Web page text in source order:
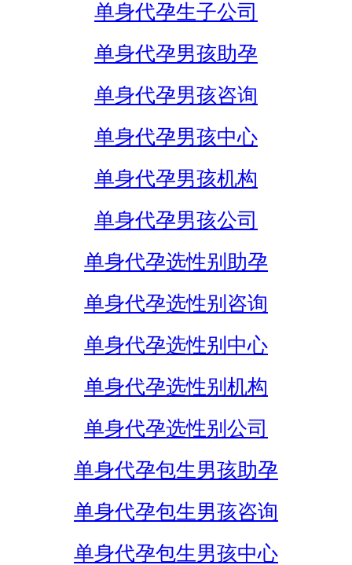
单身代孕生子公司
单身代孕男孩助孕
单身代孕男孩咨询
单身代孕男孩中心
单身代孕男孩机构
单身代孕男孩公司
单身代孕选性别助孕
单身代孕选性别咨询
单身代孕选性别中心
单身代孕选性别机构
单身代孕选性别公司
单身代孕包生男孩助孕
单身代孕包生男孩咨询
单身代孕包生男孩中心